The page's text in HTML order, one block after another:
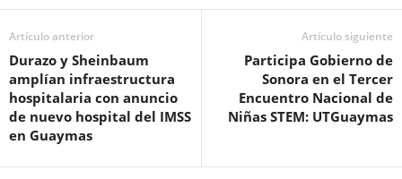
Artículo anterior
Durazo y Sheinbaum
amplían infraestructura
hospitalaria con anuncio
de nuevo hospital del IMSS
en Guaymas
Artículo siguiente
Participa Gobierno de
Sonora en el Tercer
Encuentro Nacional de
Niñas STEM: UTGuaymas